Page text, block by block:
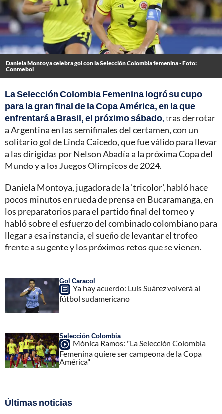
Daniela Montoya celebra gol con la Selección Colombia femenina - Foto:
Conmebol
La Selección Colombia Femenina logró su cupo
para la gran final de la Copa América, en la que
enfrentará a Brasil, el próximo sábado,tras derrotar
a Argentina en las semifinales del certamen, con un
solitario gol de Linda Caicedo, que fue válido para llevar
a las dirigidas por Nelson Abadía a la próxima Copa del
Mundo y a los Juegos Olímpicos de 2024.
Daniela Montoya, jugadora de la 'tricolor', habló hace
pocos minutos en rueda de prensa en Bucaramanga, en
los preparatorios para el partido final del torneo y
habló sobre el esfuerzo del combinado colombiano para
llegar a esa instancia, el sueño de levantar el trofeo
frente a su gente y los próximos retos que se vienen.
Gol Caracol
Ya hay acuerdo: Luis Suárez volverá al
fútbol sudamericano
Selección Colombia
Mónica Ramos: "La Selección Colombia
Femenina quiere ser campeona de la Copa
América"
Últimas noticias